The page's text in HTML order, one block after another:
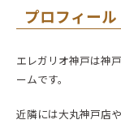
プロフィール
エレガリオ神戸は神
ームです。
近隣には大丸神戸店